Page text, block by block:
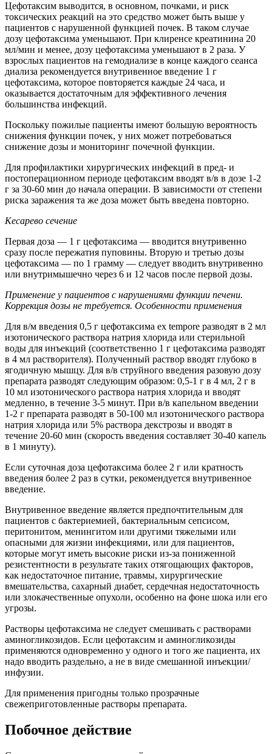
Цефотаксим выводится, в основном, почками, и риск
токсических реакций на это средство может быть выше у
пациентов с нарушенной функцией почек. В таком случае
дозу цефотаксима уменьшают. При клиренсе креатинина 20
мл/мин и менее, дозу цефотаксима уменьшают в 2 раза. У
взрослых пациентов на гемодиализе в конце каждого сеанса
диализа рекомендуется внутривенное введение 1 г
цефотаксима, которое повторяется каждые 24 часа, и
оказывается достаточным для эффективного лечения
большинства инфекций.
Поскольку пожилые пациенты имеют большую вероятность
снижения функции почек, у них может потребоваться
снижение дозы и мониторинг почечной функции.
Для профилактики хирургических инфекций в пред- и
постоперационном периоде цефотаксим вводят в/в в дозе 1-2
г за 30-60 мин до начала операции. В зависимости от степени
риска заражения та же доза может быть введена повторно.
Кесарево сечение
Первая доза — 1 г цефотаксима — вводится внутривенно
сразу после пережатия пуповины. Вторую и третью дозы
цефотаксима — по 1 грамму — следует вводить внутривенно
или внутримышечно через 6 и 12 часов после первой дозы.
Применение у пациентов с нарушениями функции печени.
Коррекция дозы не требуется. Особенности применения
Для в/м введения 0,5 г цефотаксима ex tempore разводят в 2 мл
изотонического раствора натрия хлорида или стерильной
воды для инъекций (соответственно 1 г цефотаксима разводят
в 4 мл растворителя). Полученный раствор вводят глубоко в
ягодичную мышцу. Для в/в струйного введения разовую дозу
препарата разводят следующим образом: 0,5-1 г в 4 мл, 2 г в
10 мл изотонического раствора натрия хлорида и вводят
медленно, в течение 3-5 минут. При в/в капельном введении
1-2 г препарата разводят в 50-100 мл изотонического раствора
натрия хлорида или 5% раствора декстрозы и вводят в
течение 20-60 мин (скорость введения составляет 30-40 капель
в 1 минуту).
Если суточная доза цефотаксима более 2 г или кратность
введения более 2 раз в сутки, рекомендуется внутривенное
введение.
Внутривенное введение является предпочтительным для
пациентов с бактериемией, бактериальным сепсисом,
перитонитом, менингитом или другими тяжелыми или
опасными для жизни инфекциями, или для пациентов,
которые могут иметь высокие риски из-за пониженной
резистентности в результате таких отягощающих факторов,
как недостаточное питание, травмы, хирургические
вмешательства, сахарный диабет, сердечная недостаточность
или злокачественные опухоли, особенно на фоне шока или его
угрозы.
Растворы цефотаксима не следует смешивать с растворами
аминогликозидов. Если цефотаксим и аминогликозиды
применяются одновременно у одного и того же пациента, их
надо вводить раздельно, а не в виде смешанной инъекции/
инфузии.
Для применения пригодны только прозрачные
свежеприготовленные растворы препарата.
Побочное действие